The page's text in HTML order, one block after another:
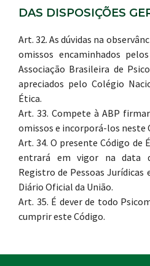
DAS DISPOSIÇÕES
Art. 32. As dúvidas na
omissos encaminhados
Associação Brasileira de
apreciados pelo Colégio
Ética.
Art. 33. Compete à ABP
omissos e incorporá-los neste
Art. 34. O presente Código de
entrará em vigor na data
Registro de Pessoas Jurídicas
Diário Oficial da União.
Art. 35. É dever de todo
cumprir este Código.